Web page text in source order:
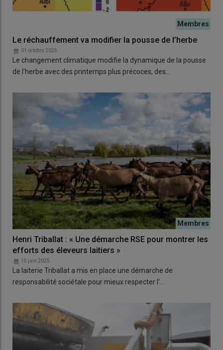
Le réchauffement va modifier la pousse de l’herbe
01 octobre 2025
Le changement climatique modifie la dynamique de la pousse
de l’herbe avec des printemps plus précoces, des…
Henri Triballat : « Une démarche RSE pour montrer les
efforts des éleveurs laitiers »
15 juin 2025
La laiterie Triballat a mis en place une démarche de
responsabilité sociétale pour mieux respecter l’…